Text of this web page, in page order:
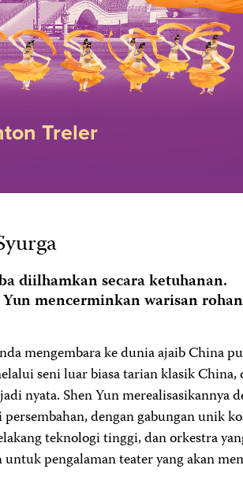
Treler
diilhamkan secara ketuhanan.
mencerminkan warisan
mengembara ke dunia ajaib China
seni luar biasa tarian klasik China,
nyata. Shen Yun merealisasikannya
dengan gabungan unik
teknologi tinggi, dan orkestra
pengalaman teater yang akan